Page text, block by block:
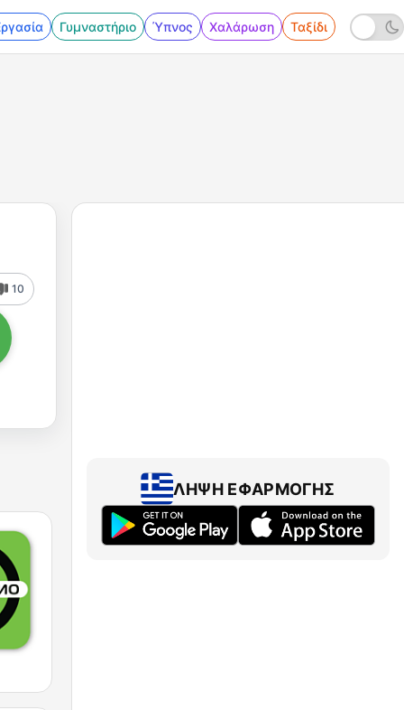
Γυμναστήριο Ύπνος Χαλάρωση Ταξίδι
10
ΛΉΨΗ ΕΦΑΡΜΟΓΉΣ